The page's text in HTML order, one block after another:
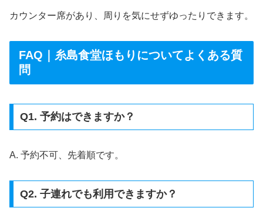
カウンター席があり、周りを気にせずゆったりできます。
FAQ｜糸島食堂ほもりについてよくある質
問
Q1. 予約はできますか？
A. 予約不可、先着順です。
Q2. 子連れでも利用できますか？